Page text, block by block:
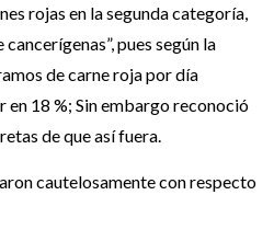
rojas en la segunda categoría,
pues según la
de carne roja por día
en 18 %; Sin embargo reconoció
de que así fuera.
cautelosamente con respecto